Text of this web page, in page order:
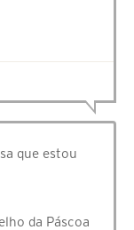
que estou
da Páscoa